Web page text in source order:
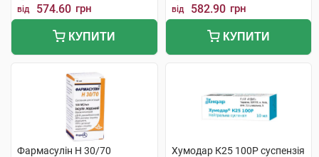
від 574.60 грн
КУПИТИ
від 582.90 грн
КУПИТИ
Фармасулін H 30/70
Хумодар К25 100Р суспензія